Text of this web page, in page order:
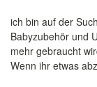
ich bin auf der
Babyzubehör und
mehr gebraucht
Wenn ihr etwas